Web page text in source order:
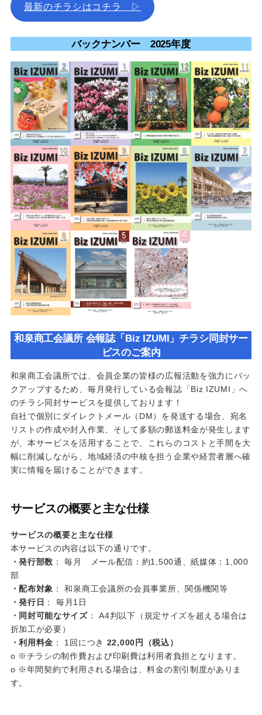
最新のチラシはコチラ ▷
バックナンバー 2025年度
和泉商工会議所 会報誌「Biz IZUMI」チラシ同封サー
ビスのご案内
和泉商工会議所では、会員企業の皆様の広報活動を強力にバッ
クアップするため、毎月発行している会報誌「Biz IZUMI」へ
のチラシ同封サービスを提供しております！
自社で個別にダイレクトメール（DM）を発送する場合、宛名
リストの作成や封入作業、そして多額の郵送料金が発生します
が、本サービスを活用することで、これらのコストと手間を大
幅に削減しながら、地域経済の中核を担う企業や経営者層へ確
実に情報を届けることができます。
サービスの概要と主な仕様
サービスの概要と主な仕様
本サービスの内容は以下の通りです。
・発行部数 ： 毎月 メール配信：約1,500通、紙媒体：1,000
部
・配布対象 ： 和泉商工会議所の会員事業所、関係機関等
・発行日 ： 毎月1日
・同封可能なサイズ： A4判以下（規定サイズを超える場合は
折加工が必要）
・利用料金 ： 1回につき 22,000円（税込）
o ※チラシの制作費および印刷費は利用者負担となります。
o ※年間契約で利用される場合は、料金の割引制度がありま
す。